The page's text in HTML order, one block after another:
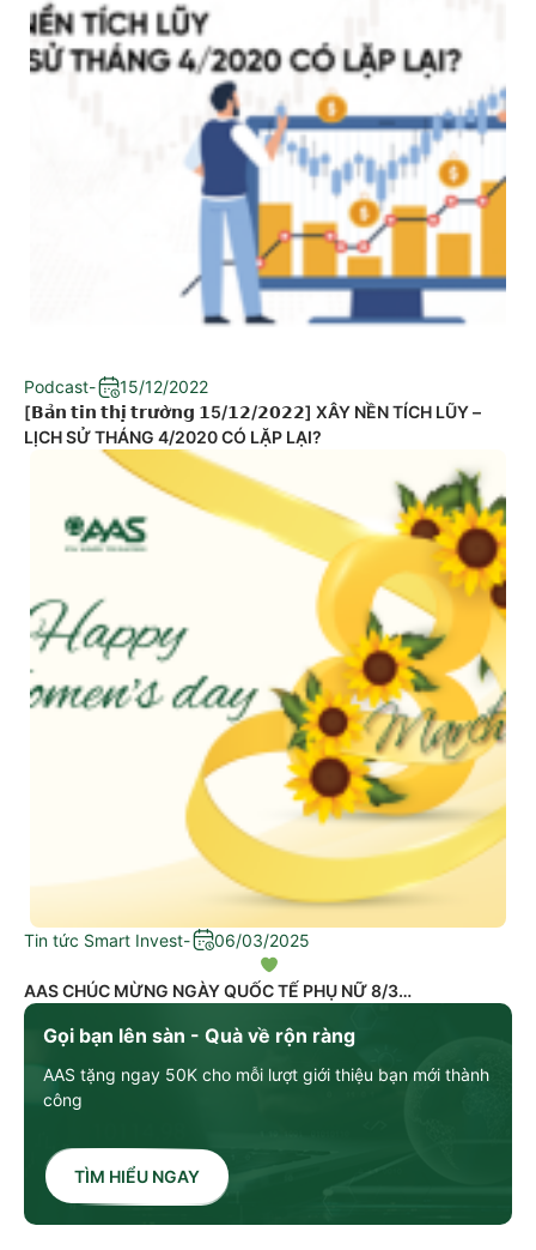
Gọi bạn lên sàn - Quà về rộn ràng
AAS tặng ngay 50K cho mỗi lượt giới thiệu bạn mới thành
công
TÌM HIỂU NGAY
Podcast-
15/12/2022
[𝗕𝗮̉𝗻 𝘁𝗶𝗻 𝘁𝗵𝗶̣ 𝘁𝗿𝘂̛𝗼̛̀𝗻𝗴 𝟭5/𝟭𝟮/𝟮𝟬𝟮𝟮] XÂY NỀN TÍCH LŨY –
LỊCH SỬ THÁNG 4/2020 CÓ LẶP LẠI?
Tin tức Smart Invest- 06/03/2025
AAS CHÚC MỪNG NGÀY QUỐC TẾ PHỤ NỮ 8/3